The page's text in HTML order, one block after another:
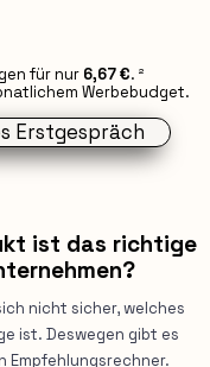
für nur 6,67 €. ²
Werbebudget.
Erstgespräch
ist das richtige
nicht sicher, welches
ist. Deswegen gibt es
Empfehlungsrechner.